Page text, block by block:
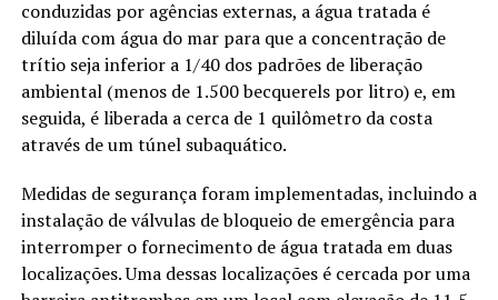
conduzidas por agências externas, a água tratada é
diluída com água do mar para que a concentração de
trítio seja inferior a 1/40 dos padrões de liberação
ambiental (menos de 1.500 becquerels por litro) e, em
seguida, é liberada a cerca de 1 quilômetro da costa
através de um túnel subaquático.
Medidas de segurança foram implementadas, incluindo a
instalação de válvulas de bloqueio de emergência para
interromper o fornecimento de água tratada em duas
localizações. Uma dessas localizações é cercada por uma